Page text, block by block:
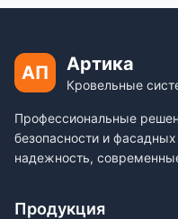
АП Артика
Кровельные
Профессиональные
безопасности и
надежность,
Продукция